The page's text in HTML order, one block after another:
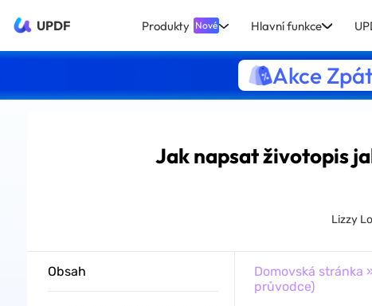
UPDF Produkty Nové Hlavní funkce
Akce
Jak napsat životopis
Lizzy
Obsah Domovská stránka
průvodce)